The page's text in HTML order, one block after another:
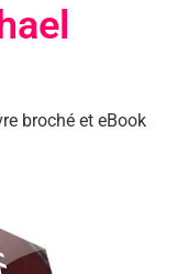
broché et eBook